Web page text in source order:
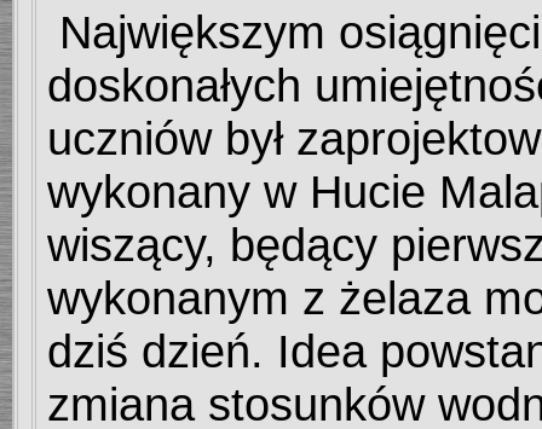
Największym
doskonałych
uczniów był
wykonany w Hucie
wiszący, będący
wykonanym z żelaza
dziś dzień. Idea
zmiana stosunków